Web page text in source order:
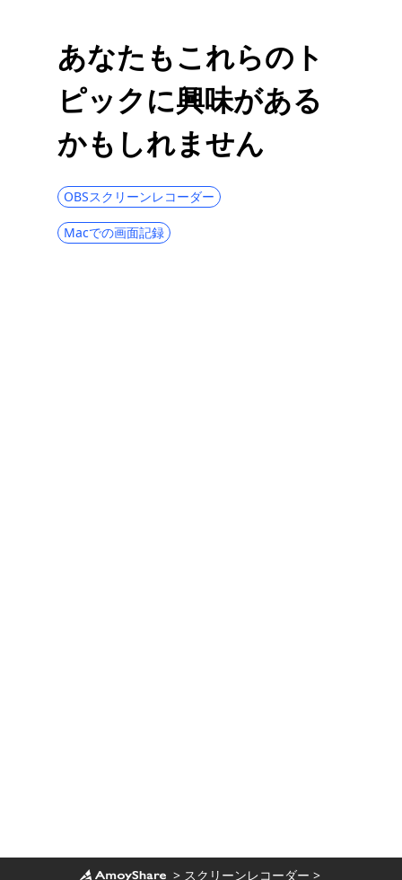
SwitchのゲームプレイをHDで簡単に録画す
る4つの最良の方法
実践することで教える: Audacity はどのよ
るのか
ド [2023 年更新]
Windows で Shadowplay が記録されない
問題を解決する効率的な方法
あなたもこれらのト
ピックに興味がある
かもしれません
OBSスクリーンレコーダー
Macでの画面記録
> スクリーンレコーダー >